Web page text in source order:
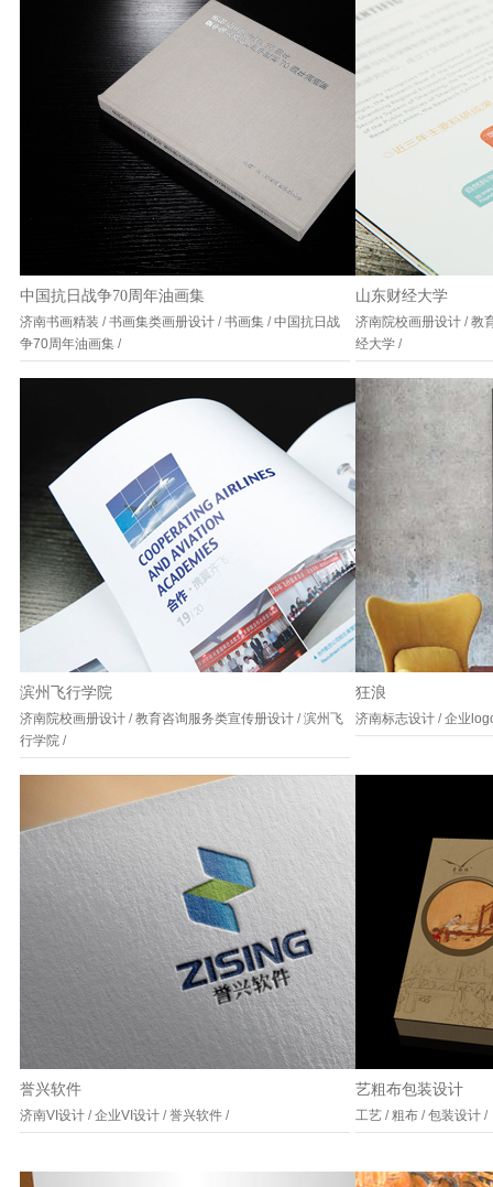
中国抗日战争70周年油画集
济南书画精装 /书画集类画册设计 /书画集 /中国抗日战
争70周年油画集 /
山东财经大学
济南院校画册设计 /教
经大学 /
滨州飞行学院
济南院校画册设计 /教育咨询服务类宣传册设计 /滨州飞
行学院 /
狂浪
济南标志设计 /企业
誉兴软件
济南VI设计 /企业VI设计 /誉兴软件 /
艺粗布包装设计
工艺 /粗布 /包装设计 /